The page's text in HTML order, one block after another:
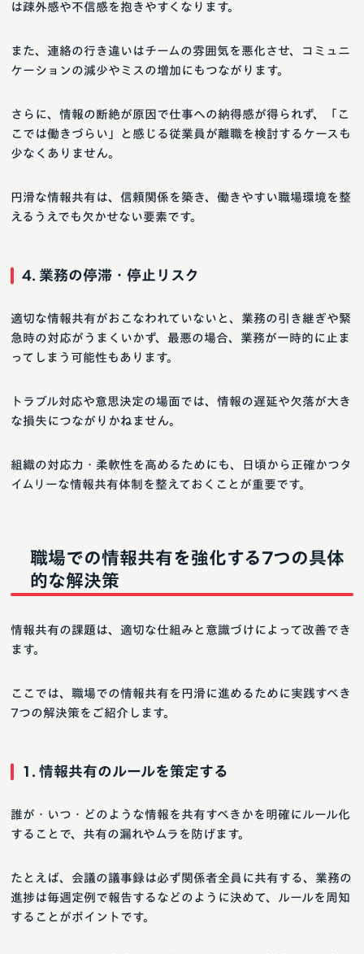
は疎外感や不信感を抱きやすくなります。
また、連絡の行き違いはチームの雰囲気を悪化させ、コミュニ
ケーションの減少やミスの増加にもつながります。
さらに、情報の断絶が原因で仕事への納得感が得られず、「こ
こでは働きづらい」と感じる従業員が離職を検討するケースも
少なくありません。
円滑な情報共有は、信頼関係を築き、働きやすい職場環境を整
えるうえでも欠かせない要素です。
4. 業務の停滞・停止リスク
適切な情報共有がおこなわれていないと、業務の引き継ぎや緊
急時の対応がうまくいかず、最悪の場合、業務が一時的に止ま
ってしまう可能性もあります。
トラブル対応や意思決定の場面では、情報の遅延や欠落が大き
な損失につながりかねません。
組織の対応力・柔軟性を高めるためにも、日頃から正確かつタ
イムリーな情報共有体制を整えておくことが重要です。
職場での情報共有を強化する7つの具体
的な解決策
情報共有の課題は、適切な仕組みと意識づけによって改善でき
ます。
ここでは、職場での情報共有を円滑に進めるために実践すべき
7つの解決策をご紹介します。
1. 情報共有のルールを策定する
誰が・いつ・どのような情報を共有すべきかを明確にルール化
することで、共有の漏れやムラを防げます。
たとえば、会議の議事録は必ず関係者全員に共有する、業務の
進捗は毎週定例で報告するなどのように決めて、ルールを周知
することがポイントです。